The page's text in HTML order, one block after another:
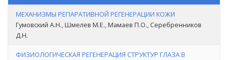
МЕХАНИЗМЫ РЕПАРАТИВНОЙ РЕГЕНЕРАЦИИ КОЖИ
Гумовский А.Н., Шмелев М.Е., Мамаев П.О., Серебренников
Д.Н.
ФИЗИОЛОГИЧЕСКАЯ РЕГЕНЕРАЦИЯ СТРУКТУР ГЛАЗА В